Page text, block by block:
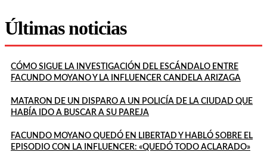
Últimas noticias
CÓMO SIGUE LA INVESTIGACIÓN DEL ESCÁNDALO ENTRE
FACUNDO MOYANO Y LA INFLUENCER CANDELA ARIZAGA
MATARON DE UN DISPARO A UN POLICÍA DE LA CIUDAD QUE
HABÍA IDO A BUSCAR A SU PAREJA
FACUNDO MOYANO QUEDÓ EN LIBERTAD Y HABLÓ SOBRE EL
EPISODIO CON LA INFLUENCER: «QUEDÓ TODO ACLARADO»